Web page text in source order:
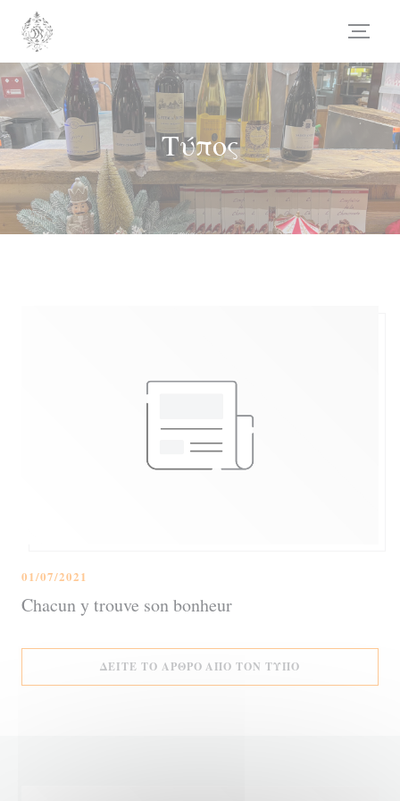
Πίνακας διαχείρισης "Μπισκότων" (Cookies)
Τύπος
Chacun y trouve son bonheur
01/07/2021
ΔΕΊΤΕ ΤΟ ΆΡΘΡΟ ΑΠΌ ΤΟΝ ΤΎΠΟ((ΑΝΟΊΓΕΙ ΣΕ